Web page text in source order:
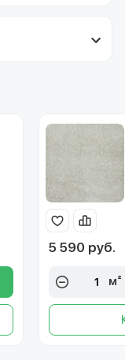
5 590 руб.
м²